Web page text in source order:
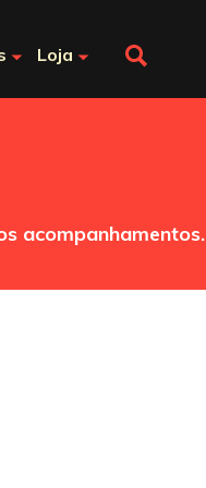
Loja
acompanhamentos.